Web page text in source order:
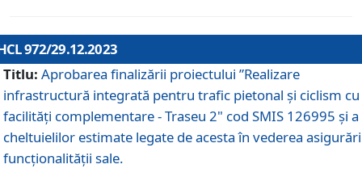
972/29.12.2023
Titlu: Aprobarea finalizării proiectului ”Realizare
infrastructură integrată pentru trafic pietonal și ciclism cu
facilități complementare - Traseu 2" cod SMIS 126995 și a
cheltuielilor estimate legate de acesta în vederea
funcționalității sale.